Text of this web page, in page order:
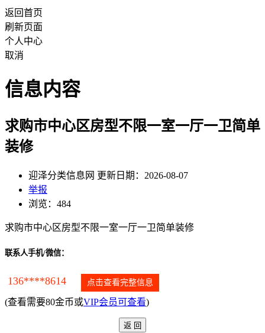
返回首页
刷新页面
个人中心
取消
信息内容
求购市中心区房型不限一室一厅一卫简单
装修
迎泽分类信息网 更新日期：2026-08-07
举报
浏览：484
求购市中心区房型不限一室一厅一卫简单装修
联系人手机/微信：
136****8614 点击查看完整信息
(查看需要80金币或VIP会员可查看)